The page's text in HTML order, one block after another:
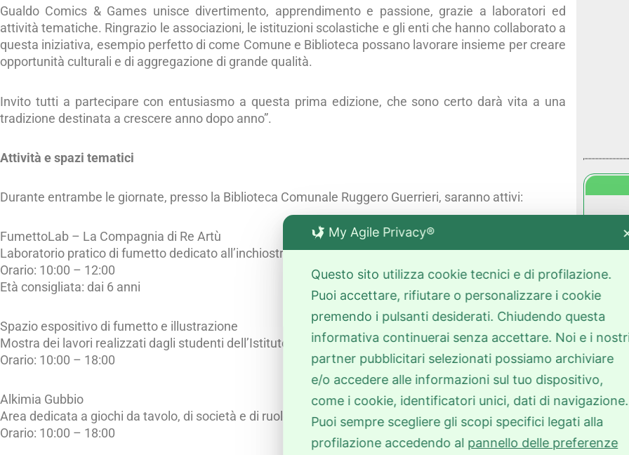
Gualdo Comics & Games unisce divertimento, apprendimento e passione, grazie a laboratori ed
attività tematiche. Ringrazio le associazioni, le istituzioni scolastiche e gli enti che hanno collaborato a
questa iniziativa, esempio perfetto di come Comune e Biblioteca possano lavorare insieme per creare
opportunità culturali e di aggregazione di grande qualità.
Invito tutti a partecipare con entusiasmo a questa prima edizione, che sono certo darà vita a una
tradizione destinata a crescere anno dopo anno”.
Attività e spazi tematici
Durante entrambe le giornate, presso la Biblioteca Comunale Ruggero Guerrieri, saranno attivi:
FumettoLab – La Compagnia di Re Artù
Laboratorio pratico di fumetto dedicato all’inchiostrazione e alle tecniche base
Orario: 10:00 – 12:00
Età consigliata: dai 6 anni
Spazio espositivo di fumetto e illustrazione
Mostra dei lavori realizzati dagli studenti dell’Istituto Casimiri – indirizzo Grafica e Comunicazione
Orario: 10:00 – 18:00
Alkimia Gubbio
Area dedicata a giochi da tavolo, di società e di ruolo
Orario: 10:00 – 18:00
My Agile Privacy®
Questo sito utilizza cookie tecnici e di profilazione.
Puoi accettare, rifiutare o personalizzare i cookie
premendo i pulsanti desiderati. Chiudendo questa
informativa continuerai senza accettare. Noi e i
partner pubblicitari selezionati possiamo archiviare
e/o accedere alle informazioni sul tuo dispositivo,
come i cookie, identificatori unici, dati di navigazione.
Puoi sempre scegliere gli scopi specifici legati alla
profilazione accedendo al pannello delle preferenze